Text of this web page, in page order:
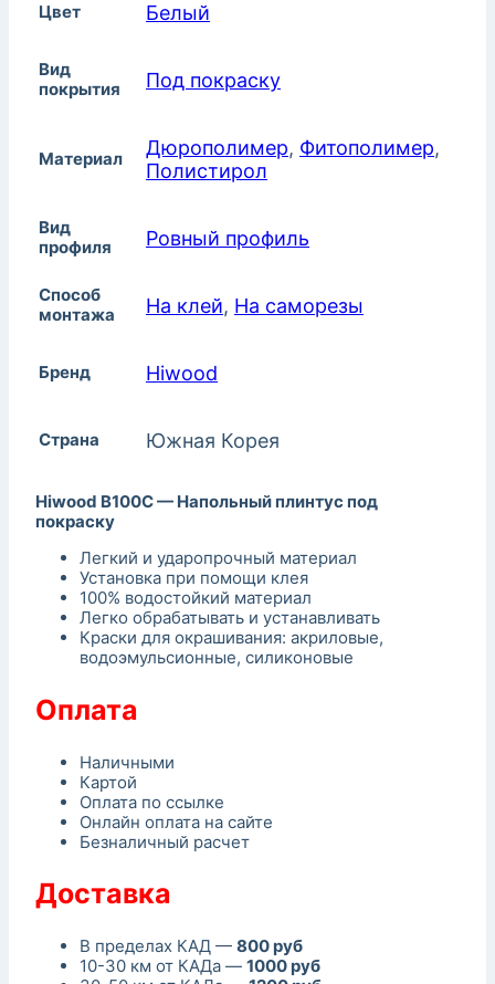
Цвет Белый
Вид
покрытия
Под покраску
Материал Дюрополимер, Фитополимер,
Полистирол
Вид
профиля
Ровный профиль
Способ
монтажа
На клей, На саморезы
Бренд Hiwood
Страна Южная Корея
Hiwood B100C — Напольный плинтус под
покраску
Легкий и ударопрочный материал
Установка при помощи клея
100% водостойкий материал
Легко обрабатывать и устанавливать
Краски для окрашивания: акриловые,
водоэмульсионные, силиконовые
Оплата
Наличными
Картой
Оплата по ссылке
Онлайн оплата на сайте
Безналичный расчет
Доставка
В пределах КАД — 800 руб
10-30 км от КАДа — 1000 руб